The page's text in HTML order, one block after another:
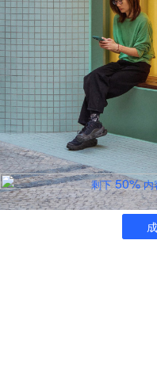
剩下50%内